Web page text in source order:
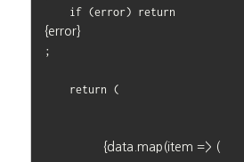
    if (error) return
{error}
;